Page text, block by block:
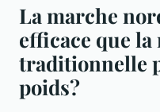
La marche
efficace que la
traditionnelle
poids?